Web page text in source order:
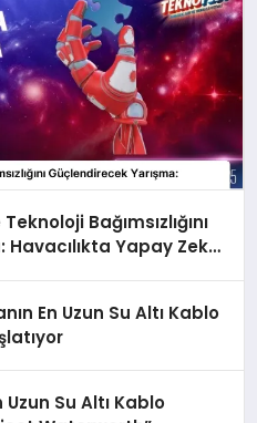
Bağımsızlığını
Havacılıkta Yapay Zeka
En Uzun Su Altı Kablo
Uzun Su Altı Kablo